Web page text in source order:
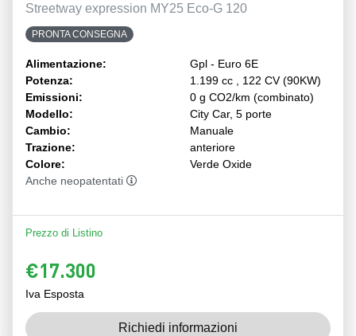
Streetway expression MY25 Eco-G 120
PRONTA CONSEGNA
Alimentazione:
Gpl - Euro 6E
Potenza:
1.199 cc , 122 CV (90KW)
Emissioni:
0 g CO2/km (combinato)
Modello:
City Car, 5 porte
Cambio:
Manuale
Trazione:
anteriore
Colore:
Verde Oxide
Anche neopatentati
Prezzo di Listino
€17.300
Iva Esposta
Richiedi informazioni